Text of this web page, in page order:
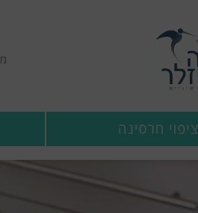
ציפוי חרסינה